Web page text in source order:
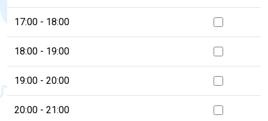
17:00 - 18:00
18:00 - 19:00
19:00 - 20:00
20:00 - 21:00